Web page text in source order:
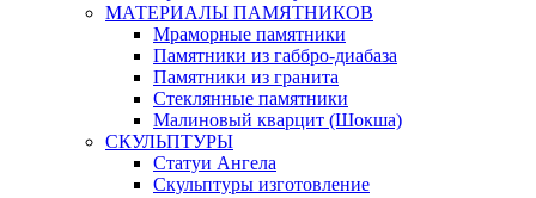
МАТЕРИАЛЫ ПАМЯТНИКОВ
Мраморные памятники
Памятники из габбро-диабаза
Памятники из гранита
Стеклянные памятники
Малиновый кварцит (Шокша)
СКУЛЬПТУРЫ
Статуи Ангела
Скульптуры изготовление